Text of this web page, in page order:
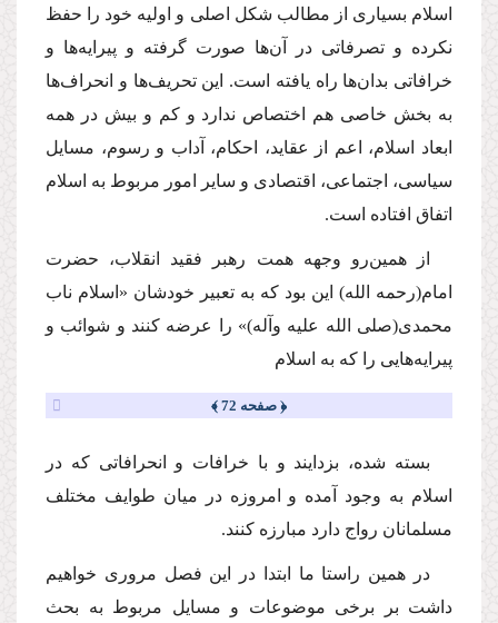
اسلام بسیارى از مطالب شكل اصلى و اولیه خود را حفظ
نكرده و تصرفاتى در آن‌ها صورت گرفته و پیرایه‌ها و
خرافاتى بدان‌ها راه یافته است. این تحریف‌ها و انحراف‌ها
به بخش خاصى هم اختصاص ندارد و كم و بیش در همه
ابعاد اسلام، اعم از عقاید، احكام، آداب و رسوم، مسایل
سیاسى، اجتماعى، اقتصادى و سایر امور مربوط به اسلام
اتفاق افتاده است.
از همین‌رو وجهه همت رهبر فقید انقلاب، حضرت
امام(رحمه الله) این بود كه به تعبیر خودشان «اسلام ناب
محمدى(صلى الله علیه وآله)» را عرضه كنند و شوائب و
پیرایه‌هایى را كه به اسلام
﴿ صفحه 72 ﴾
بسته شده، بزدایند و با خرافات و انحرافاتى كه در
اسلام به وجود آمده و امروزه در میان طوایف مختلف
مسلمانان رواج دارد مبارزه كنند.
در همین راستا ما ابتدا در این فصل مرورى خواهیم
داشت بر برخى موضوعات و مسایل مربوط به بحث